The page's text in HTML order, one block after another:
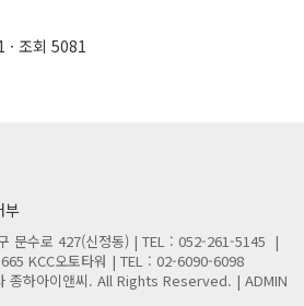
· 조회 5081
부
문수로 427(신정동) | TEL : 052-261-5145 |
KCC오토타워 | TEL : 02-6090-6098
하아이앤씨. All Rights Reserved. | ADMIN